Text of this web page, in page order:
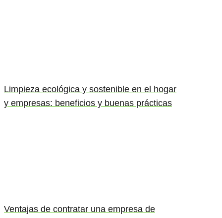
Limpieza ecológica y sostenible en el hogar
y empresas: beneficios y buenas prácticas
Ventajas de contratar una empresa de